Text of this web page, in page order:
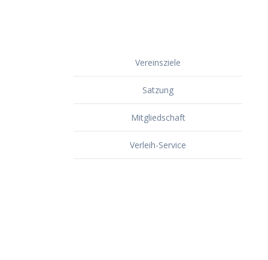
Vereinsziele
Satzung
Mitgliedschaft
Verleih-Service